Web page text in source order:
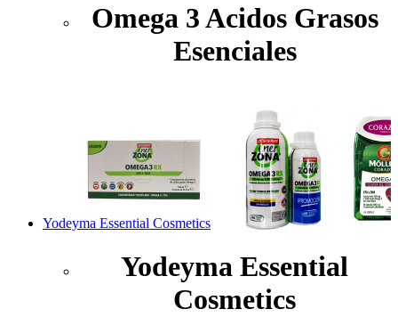
Omega 3 Acidos Grasos
Esenciales
Yodeyma Essential Cosmetics
Yodeyma Essential
Cosmetics